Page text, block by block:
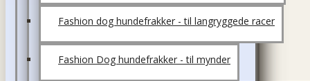
Fashion dog hundefrakker - til langryggede racer
Fashion Dog hundefrakker - til mynder